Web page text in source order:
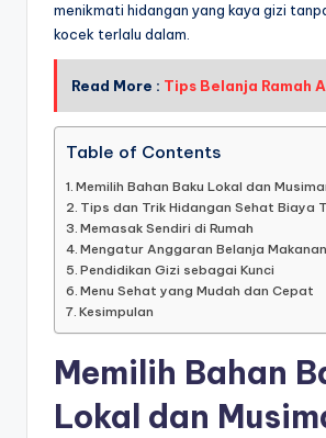
menikmati hidangan yang kaya gizi
kocek terlalu dalam.
Read More : Tips Belanja Ramah
Table of Contents
Memilih Bahan Baku Lokal dan
Tips dan Trik Hidangan Sehat Biaya
Memasak Sendiri di Rumah
Mengatur Anggaran Belanja Makanan
Pendidikan Gizi sebagai Kunci
Menu Sehat yang Mudah dan Cepat
Kesimpulan
Memilih Bahan
Lokal dan